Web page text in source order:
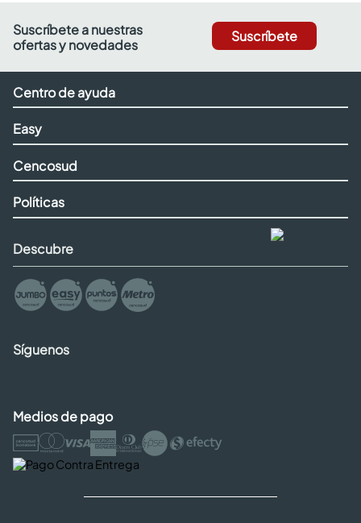
Suscríbete a nuestras
ofertas y novedades
Suscríbete
Centro de ayuda
Easy
Cencosud
Políticas
Descubre
Síguenos
Medios de pago